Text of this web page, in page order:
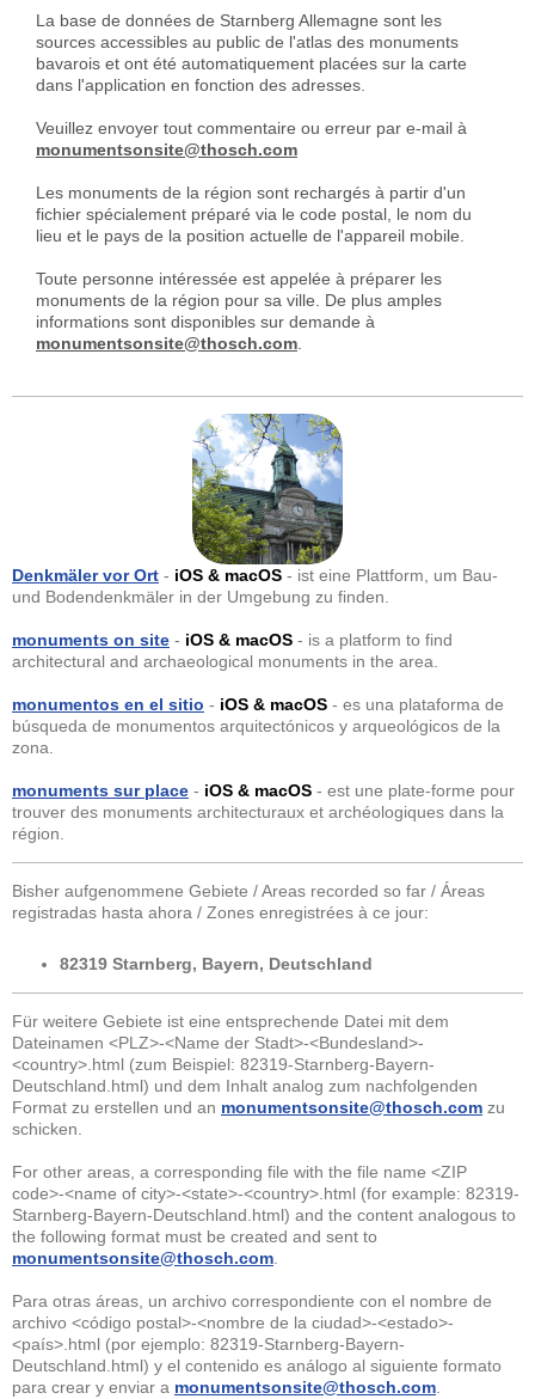
La base de données de Starnberg Allemagne sont les
sources accessibles au public de l'atlas des monuments
bavarois et ont été automatiquement placées sur la carte
dans l'application en fonction des adresses.
Veuillez envoyer tout commentaire ou erreur par e-mail à
monumentsonsite@thosch.com
Les monuments de la région sont rechargés à partir d'un
fichier spécialement préparé via le code postal, le nom du
lieu et le pays de la position actuelle de l'appareil mobile.
Toute personne intéressée est appelée à préparer les
monuments de la région pour sa ville. De plus amples
informations sont disponibles sur demande à
monumentsonsite@thosch.com
Denkmäler vor Ort - iOS & macOS - ist eine Plattform, um Bau-
und Bodendenkmäler in der Umgebung zu finden.
monuments on site - iOS & macOS - is a platform to find
architectural and archaeological monuments in the area.
monumentos en el sitio - iOS & macOS - es una plataforma de
búsqueda de monumentos arquitectónicos y arqueológicos de la
zona.
monuments sur place - iOS & macOS - est une plate-forme pour
trouver des monuments architecturaux et archéologiques dans la
région.
Bisher aufgenommene Gebiete / Areas recorded so far / Áreas
registradas hasta ahora / Zones enregistrées à ce jour:
82319 Starnberg, Bayern, Deutschland
Für weitere Gebiete ist eine entsprechende Datei mit dem
Dateinamen <PLZ>-<Name der Stadt>-<Bundesland>-
<country>.html (zum Beispiel: 82319-Starnberg-Bayern-
Deutschland.html) und dem Inhalt analog zum nachfolgenden
Format zu erstellen und an monumentsonsite@thosch.com zu
schicken.
For other areas, a corresponding file with the file name <ZIP
code>-<name of city>-<state>-<country>.html (for example: 82319-
Starnberg-Bayern-Deutschland.html) and the content analogous to
the following format must be created and sent to
monumentsonsite@thosch.com.
Para otras áreas, un archivo correspondiente con el nombre de
archivo <código postal>-<nombre de la ciudad>-<estado>-
<país>.html (por ejemplo: 82319-Starnberg-Bayern-
Deutschland.html) y el contenido es análogo al siguiente formato
para crear y enviar a monumentsonsite@thosch.com.